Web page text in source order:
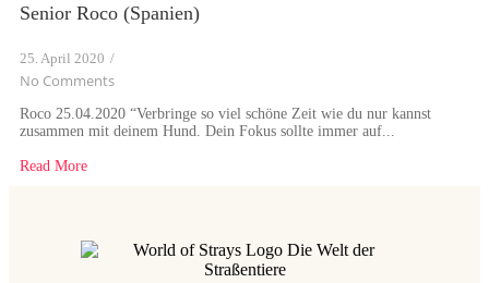
Senior Roco (Spanien)
25. April 2020 /
No Comments
Roco 25.04.2020 “Verbringe so viel schöne Zeit wie du nur kannst
zusammen mit deinem Hund. Dein Fokus sollte immer auf...
Read More